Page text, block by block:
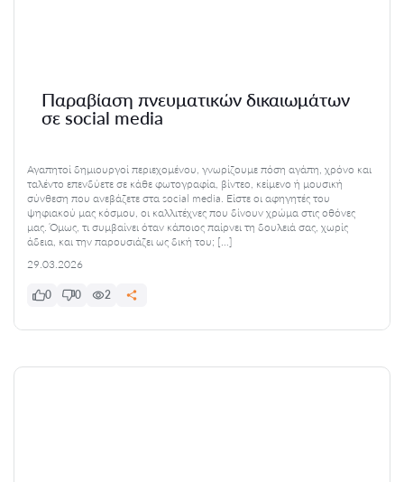
Παραβίαση πνευματικών δικαιωμάτων
σε social media
Αγαπητοί δημιουργοί περιεχομένου, γνωρίζουμε πόση αγάπη, χρόνο και
ταλέντο επενδύετε σε κάθε φωτογραφία, βίντεο, κείμενο ή μουσική
σύνθεση που ανεβάζετε στα social media. Είστε οι αφηγητές του
ψηφιακού μας κόσμου, οι καλλιτέχνες που δίνουν χρώμα στις οθόνες
μας. Όμως, τι συμβαίνει όταν κάποιος παίρνει τη δουλειά σας, χωρίς
άδεια, και την παρουσιάζει ως δική του; […]
29.03.2026
0 0 2